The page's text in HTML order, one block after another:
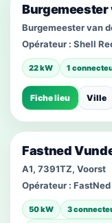
Burgemeester
Burgemeester van
Opérateur : Shell
22 kW 1
Fiche lieu Ville
Fastned
A1, 7391TZ, Voorst
Opérateur : FastNed
50 kW
3